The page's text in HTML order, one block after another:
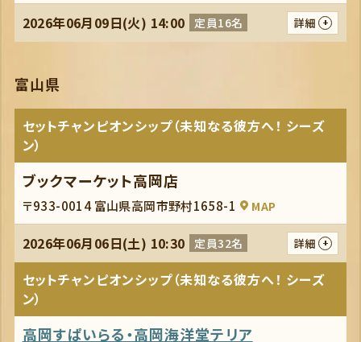
2026年06月09日(火) 14:00 定員16名 詳細
富山県
セットチャンピオンシップ（未知なる彼方へ！ シーズ
ン）
ブックマーケット高岡店
〒933-0014 富山県高岡市野村1658-1 MAP
2026年06月06日(土) 10:30 定員32名 詳細
セットチャンピオンシップ（未知なる彼方へ！ シーズ
ン）
高岡すぱいらる・高岡海洋堂テリア